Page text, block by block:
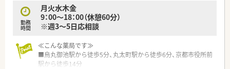
クアップ体制が整っているため、薬剤師業務に専念できます。
【法人特徴について】
はこちらの1店舗のみのため転居を伴う転勤はありません。
■薬局の経営だけでなく、企業間の提携や営業権の譲渡に関する
仲介、経営コンサルタントなど幅広い事業を展開しています。
勤務
時間
月火水木金
9：00～18：00（休憩60分）
※週3～5日応相談
≪こんな薬局です≫
■烏丸御池駅から徒歩5分、丸太町駅から徒歩6分、京都市役所前
駅から徒歩14分